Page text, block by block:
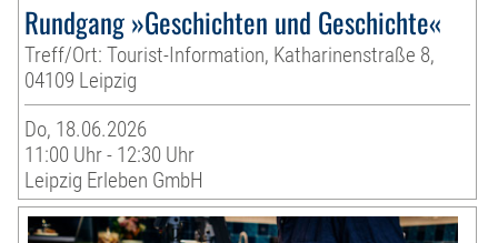
Rundgang »Geschichten und Geschichte«
Treff/Ort: Tourist-Information, Katharinenstraße 8,
04109 Leipzig
Do, 18.06.2026
11:00 Uhr - 12:30 Uhr
Leipzig Erleben GmbH